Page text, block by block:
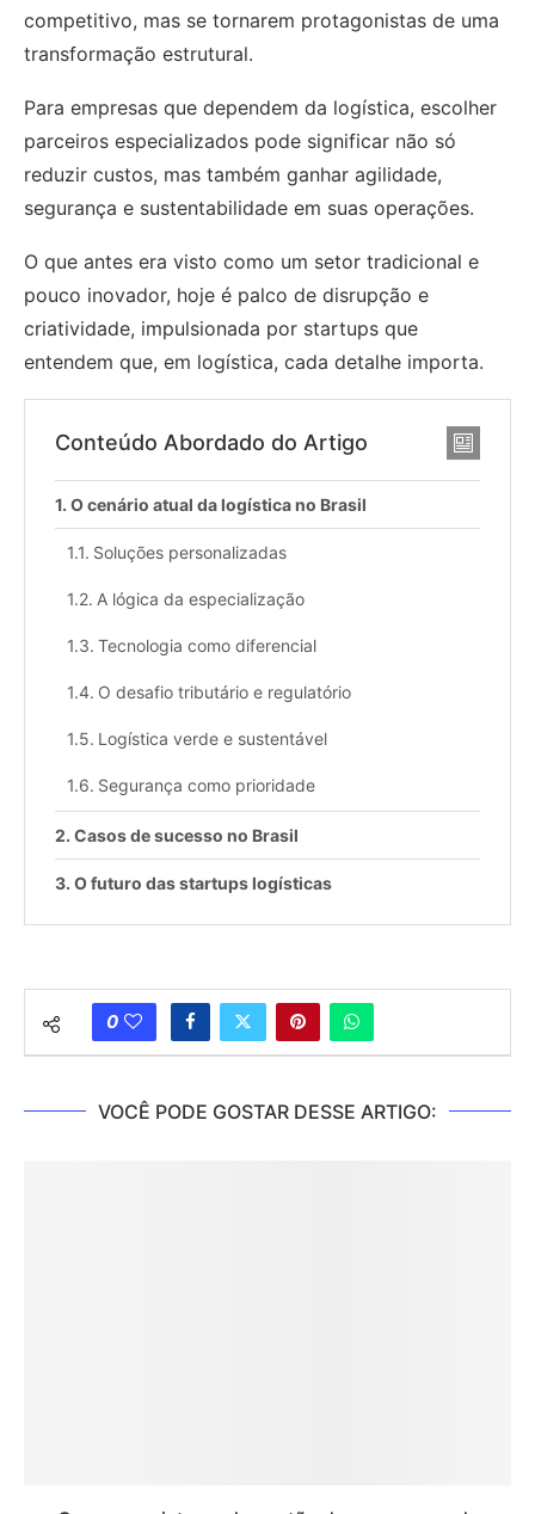
competitivo, mas se tornarem protagonistas de uma
transformação estrutural.
Para empresas que dependem da logística, escolher
parceiros especializados pode significar não só
reduzir custos, mas também ganhar agilidade,
segurança e sustentabilidade em suas operações.
O que antes era visto como um setor tradicional e
pouco inovador, hoje é palco de disrupção e
criatividade, impulsionada por startups que
entendem que, em logística, cada detalhe importa.
Conteúdo Abordado do Artigo
O cenário atual da logística no Brasil
Soluções personalizadas
A lógica da especialização
Tecnologia como diferencial
O desafio tributário e regulatório
Logística verde e sustentável
Segurança como prioridade
Casos de sucesso no Brasil
O futuro das startups logísticas
0
VOCÊ PODE GOSTAR DESSE ARTIGO: